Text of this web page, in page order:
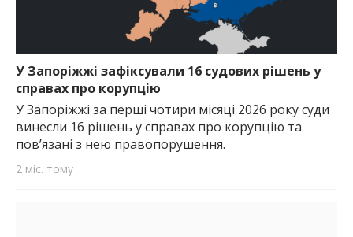
У Запоріжжі зафіксували 16 судових рішень у
справах про корупцію
У Запоріжжі за перші чотири місяці 2026 року суди
винесли 16 рішень у справах про корупцію та
пов’язані з нею правопорушення.
2 міс. тому